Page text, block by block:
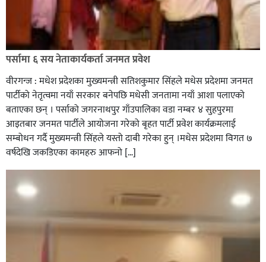
रक्तदान सेवामा जिल्लामै दोस्रो स्थान ल्याएकोमा जनमत नेताद्वय
रेडक्रस सिराहा द्वारा सम्मानित
सिराहाको औरहीमा जेन-जी भेला सम्पन्न
पर्सामा ६ सय नेताकार्यकर्ता जनमत प्रवेश
वीरगन्ज : मधेश प्रदेशका मुख्यमन्त्री सतिशकुमार सिंहले मधेस प्रदेशमा जनमत
पार्टीको नेतृत्वमा नयाँ सरकार बनेपछि मधेसी जनतामा नयाँ आशा पलाएको
बताएका छन् । पर्साको जगरनाथपुर गाँउपालिका वडा नम्बर ४ सुहपुरमा
आइतबार जनमत पार्टीले आयोजना गरेको बृहत पार्टी प्रवेश कार्यक्रमलाई
सम्बोधन गर्दै मुख्यमन्त्री सिंहले यस्तो दाबी गरेका हुन् ।मधेस प्रदेशमा विगत ७
वर्षदेखि जकडिएका कामहरु आफनो […]